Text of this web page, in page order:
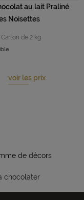
au lait Praliné
Noisettes
de 2 kg
voir les prix
de décors
chocolater